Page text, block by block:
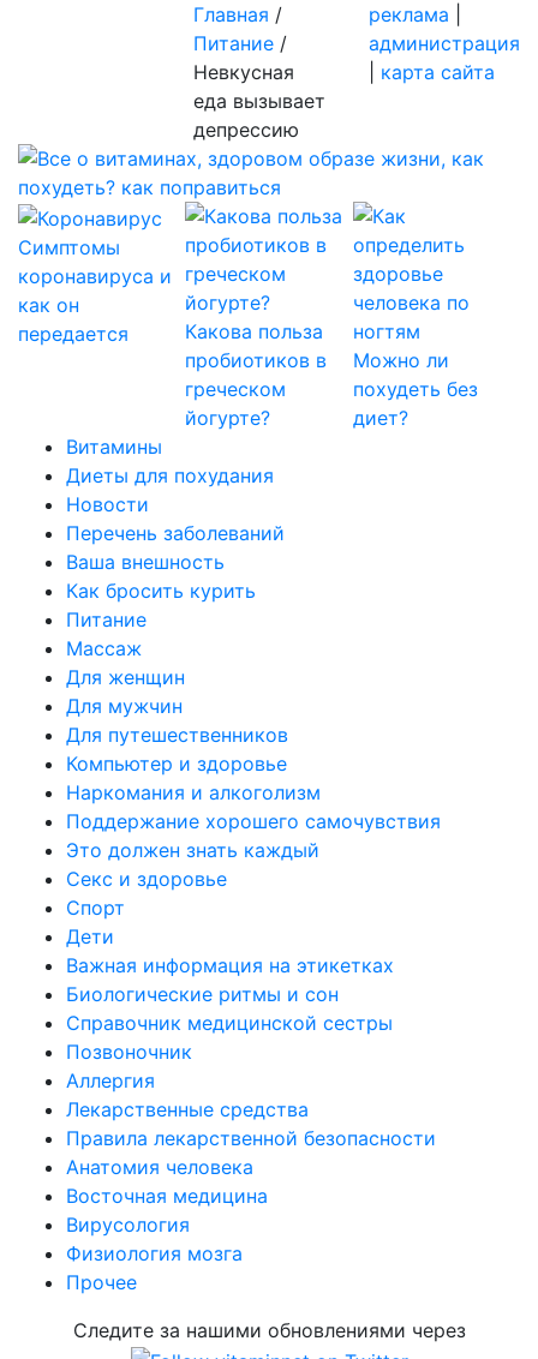
Главная /
Питание /
Невкусная
еда вызывает
депрессию
реклама
администрация
карта сайта
Симптомы
коронавируса и
как он
передается
Какова польза
пробиотиков в
греческом
йогурте?
Можно ли
похудеть без
диет?
Витамины
Диеты для похудания
Новости
Перечень заболеваний
Ваша внешность
Как бросить курить
Питание
Массаж
Для женщин
Для мужчин
Для путешественников
Компьютер и здоровье
Наркомания и алкоголизм
Поддержание хорошего самочувствия
Это должен знать каждый
Секс и здоровье
Спорт
Дети
Важная информация на этикетках
Биологические ритмы и сон
Справочник медицинской сестры
Позвоночник
Аллергия
Лекарственные средства
Правила лекарственной безопасности
Aнатомия человека
Восточная медицина
Вирусология
Физиология мозга
Прочее
Следите за нашими обновлениями через